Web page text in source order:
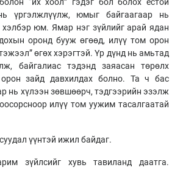
үргэлжлүүлж, юмыг байгаагаар нь
юм. Ямар нэг зүйлийг арай ядан
оронд бууж өгөөд, илүү том орон
өгөх хэрэгтэй. Үр дүнд нь амьтад
байгалиас тэдэнд заяасан төрөлх
зайд давхилдах болно. Та ч бас
нь хүлээн зөвшөөрч, тэдгээрийн эзэлж
илүү том уужим тасалгаатай
үүнтэй ижил байдаг.
зүйлсийг хувь тавиланд даатга.